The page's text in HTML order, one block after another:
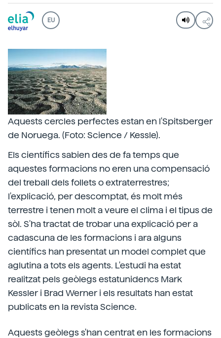
EU
Aquests cercles perfectes estan en l'Spitsberger
de Noruega. (Foto: Science / Kessle).
Els científics sabien des de fa temps que
aquestes formacions no eren una compensació
del treball dels follets o extraterrestres;
l'explicació, per descomptat, és molt més
terrestre i tenen molt a veure el clima i el tipus de
sòl. S'ha tractat de trobar una explicació per a
cadascuna de les formacions i ara alguns
científics han presentat un model complet que
aglutina a tots els agents. L'estudi ha estat
realitzat pels geòlegs estatunidencs Mark
Kessler i Brad Werner i els resultats han estat
publicats en la revista Science.
Aquests geòlegs s'han centrat en les formacions